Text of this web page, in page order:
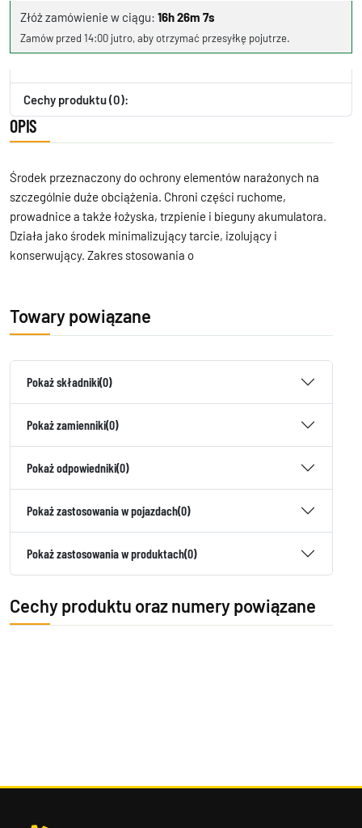
Złóż zamówienie w ciągu: 16h 26m 7s
Zamów przed 14:00 jutro, aby otrzymać przesyłkę pojutrze.
Cechy produktu (0):
OPIS
Środek przeznaczony do ochrony elementów narażonych na
szczególnie duże obciążenia. Chroni części ruchome,
prowadnice a także łożyska, trzpienie i bieguny akumulatora.
Działa jako środek minimalizujący tarcie, izolujący i
konserwujący. Zakres stosowania o
Towary powiązane
Pokaż składniki(0)
Pokaż zamienniki(0)
Pokaż odpowiedniki(0)
Pokaż zastosowania w pojazdach(0)
Pokaż zastosowania w produktach(0)
Cechy produktu oraz numery powiązane